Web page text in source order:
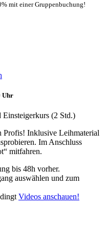
mit einer Gruppenbuchung!
Uhr
Einsteigerkurs (2 Std.)
Profis! Inklusive Leihmaterial
Im Anschluss
mitfahren.
bis 48h vorher.
auswählen und zum
Videos anschauen!